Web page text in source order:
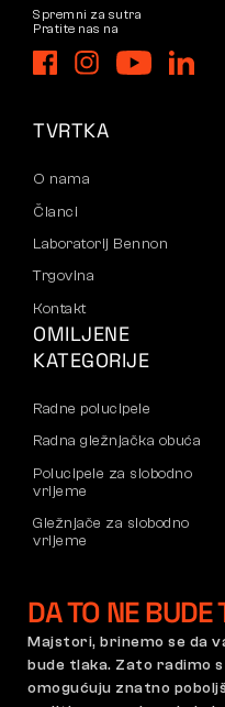
Spremni za sutra
Pratite nas na
TVRTKA
O nama
Članci
Laboratorij Bennon
Trgovina
Kontakt
OMILJENE
KATEGORIJE
Radne polucipele
Radna gležnjačka obuća
Polucipele za slobodno
vrijeme
Gležnjače za slobodno
vrijeme
Dukserice
Opći uvjeti poslovanja
DA TO NE BUDE
Majstori, brinemo se da
bude tlaka. Zato radimo s
omogućuju znatno